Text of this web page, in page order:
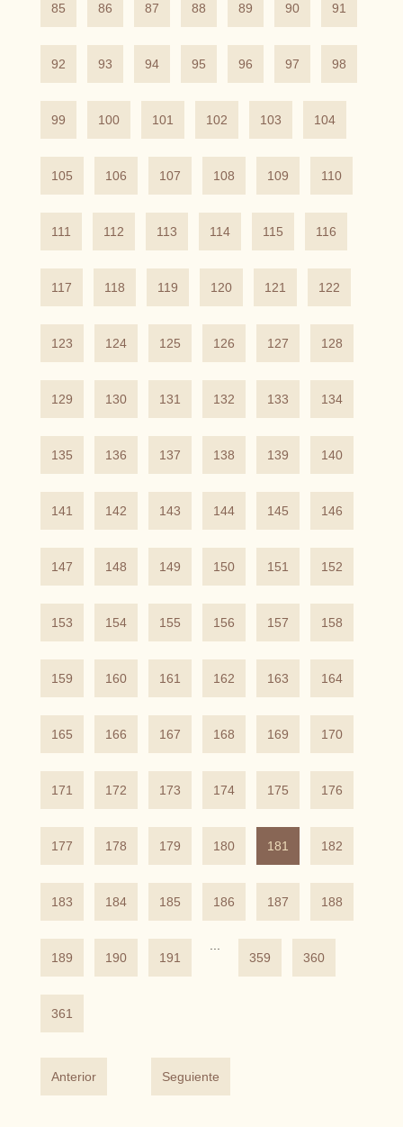
85 86 87 88 89 90 91
92 93 94 95 96 97 98
99 100 101 102 103 104
105 106 107 108 109 110
111 112 113 114 115 116
117 118 119 120 121 122
123 124 125 126 127 128
129 130 131 132 133 134
135 136 137 138 139 140
141 142 143 144 145 146
147 148 149 150 151 152
153 154 155 156 157 158
159 160 161 162 163 164
165 166 167 168 169 170
171 172 173 174 175 176
177 178 179 180 181 182
183 184 185 186 187 188
189 190 191
359
360
361
Anterior Seguiente